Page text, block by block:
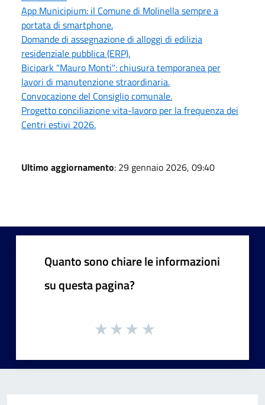
App Municipium: il Comune di Molinella sempre a
portata di smartphone.
Domande di assegnazione di alloggi di edilizia
residenziale pubblica (ERP).
Bicipark "Mauro Monti": chiusura temporanea per
lavori di manutenzione straordinaria.
Convocazione del Consiglio comunale.
Progetto conciliazione vita-lavoro per la frequenza dei
Centri estivi 2026.
Ultimo aggiornamento: 29 gennaio 2026, 09:40
Quanto sono chiare le informazioni
su questa pagina?